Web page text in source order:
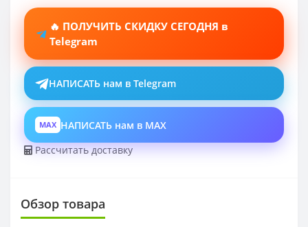
🔥 ПОЛУЧИТЬ СКИДКУ СЕГОДНЯ в
Telegram
НАПИСАТЬ нам в Telegram
MAX НАПИСАТЬ нам в MAX
Рассчитать доставку
Обзор товара